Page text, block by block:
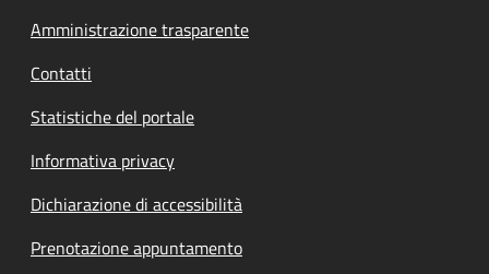
Amministrazione trasparente
Contatti
Statistiche del portale
Informativa privacy
Dichiarazione di accessibilità
Prenotazione appuntamento